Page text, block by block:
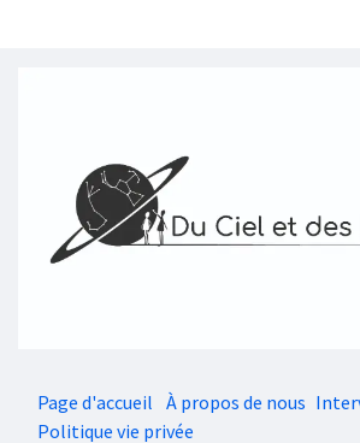
Page d'accueil À propos de nous
Politique vie privée